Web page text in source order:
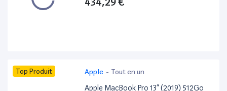
Top Produit Apple - Tout en un
Apple MacBook Pro 13” (2019) 512Go